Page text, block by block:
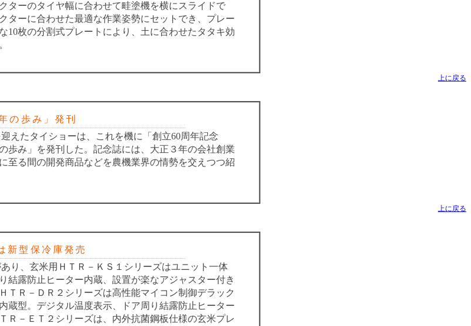
ターのタイヤ幅に合わせて畦塗機を横にスライドで
ターに合わせた最適な作業姿勢にセットでき、プレー
10枚の分割式プレートにより、土に合わせたタタキ効
上に戻る
歩み」発刊
えたタイショーは、これを機に「創立60周年記念
歩み」を発刊した。記念誌には、大正３年の会社創業
至る間の開発商品などを農機業界の情勢を交えつつ紹
上に戻る
型保冷庫発売
り、玄米用ＨＴＲ－ＫＳ１シリーズはユニット一体
結露防止ヒーター内蔵、設置が楽なアジャスター付き
ＴＲ－ＤＲ２シリーズは高性能マイコン制御デラック
蔵型。デジタル温度表示、ドア周り結露防止ヒーター
Ｒ－ＥＴ２シリーズは、内外抗菌鋼板仕様の玄米プレ